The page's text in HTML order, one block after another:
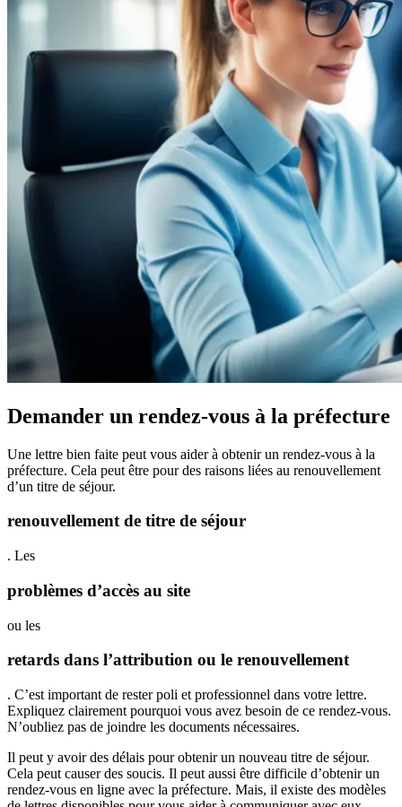
Demander un rendez-vous à la préfecture
Une lettre bien faite peut vous aider à obtenir un rendez-vous à la
préfecture. Cela peut être pour des raisons liées au renouvellement
d’un titre de séjour.
renouvellement de titre de séjour
. Les
problèmes d’accès au site
ou les
retards dans l’attribution ou le renouvellement
. C’est important de rester poli et professionnel dans votre lettre.
Expliquez clairement pourquoi vous avez besoin de ce rendez-vous.
N’oubliez pas de joindre les documents nécessaires.
Il peut y avoir des délais pour obtenir un nouveau titre de séjour.
Cela peut causer des soucis. Il peut aussi être difficile d’obtenir un
rendez-vous en ligne avec la préfecture. Mais, il existe des modèles